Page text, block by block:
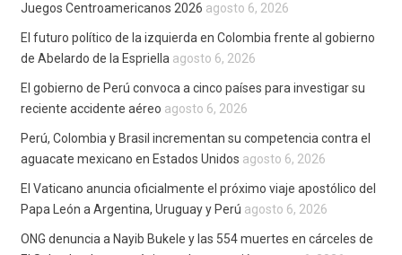
Juegos Centroamericanos 2026 agosto 6, 2026
El futuro político de la izquierda en Colombia frente al gobierno
de Abelardo de la Espriella agosto 6, 2026
El gobierno de Perú convoca a cinco países para investigar su
reciente accidente aéreo agosto 6, 2026
Perú, Colombia y Brasil incrementan su competencia contra el
aguacate mexicano en Estados Unidos agosto 6, 2026
El Vaticano anuncia oficialmente el próximo viaje apostólico del
Papa León a Argentina, Uruguay y Perú agosto 6, 2026
ONG denuncia a Nayib Bukele y las 554 muertes en cárceles de